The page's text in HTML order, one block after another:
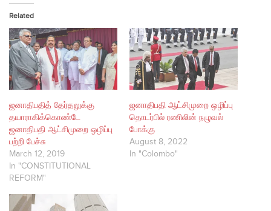
Related
ஜனாதிபதித் தேர்தலுக்கு
தயாராகிக்கொண்டே
ஜனாதிபதி ஆட்சிமுறை ஒழிப்பு
பற்றி பேச்சு
March 12, 2019
In "CONSTITUTIONAL
REFORM"
ஜனாதிபதி ஆட்சிமுறை ஒழிப்பு
தொடர்பில் ரணிலின் நழுவல்
போக்கு
August 8, 2022
In "Colombo"